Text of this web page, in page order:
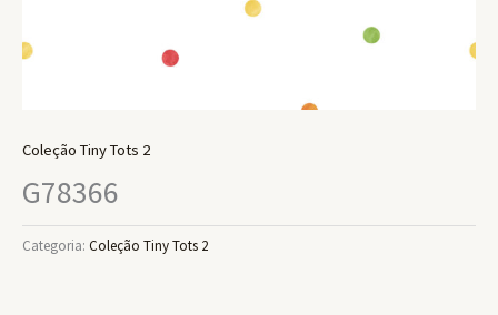
Coleção Tiny Tots 2
G78366
Categoria: Coleção Tiny Tots 2